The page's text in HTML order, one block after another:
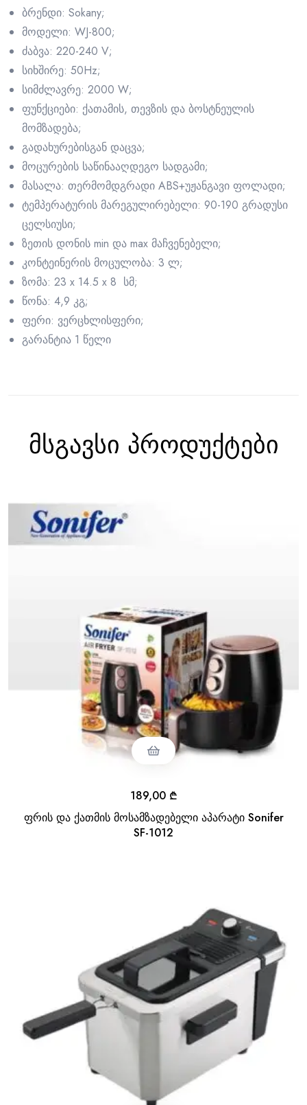
ბრენდი: Sokany;
მოდელი: WJ-800;
ძაბვა: 220-240 V;
სიხშირე: 50Hz;
სიმძლავრე: 2000 W;
ფუნქციები: ქათამის, თევზის და ბოსტნეულის
მომზადება;
გადახურებისგან დაცვა;
მოცურების საწინააღდეგო სადგამი;
მასალა: თერმომდგრადი ABS+უჟანგავი ფოლადი;
ტემპერატურის მარეგულირებელი: 90-190 გრადუსი
ცელსიუსი;
ზეთის დონის min და max მაჩვენებელი;
კონტეინერის მოცულობა: 3 ლ;
ზომა: 23 x 14.5 x 8 სმ;
წონა: 4,9 კგ;
ფერი: ვერცხლისფერი;
გარანტია 1 წელი
მსგავსი პროდუქტები
ფრის და ქათმის მოსამზადებელი აპარატი Sonifer
SF-1012
189,00 ₾